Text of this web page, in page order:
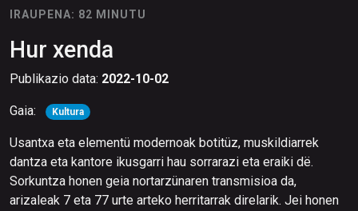
IRAUPENA: 82 MINUTU
Hur xenda
Publikazio data: 2022-10-02
Gaia: Kultura
Usantxa eta elementü modernoak botitüz, muskildiarrek
dantza eta kantore ikusgarri hau sorrarazi eta eraiki dë.
Sorkuntza honen geia nortarzünaren transmisioa da,
arizaleak 7 eta 77 urte arteko herritarrak direlarik. Jei honen